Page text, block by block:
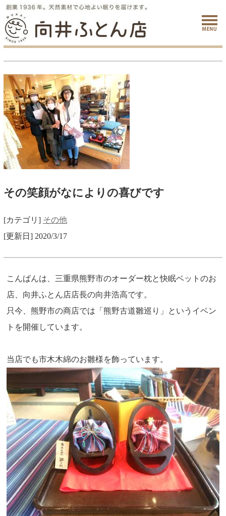
その笑顔がなによりの喜びです
[カテゴリ] その他
[更新日] 2020/3/17
こんばんは、三重県熊野市のオーダー枕と快眠ベットのお
店、向井ふとん店店長の向井浩高です。
只今、熊野市の商店では「熊野古道雛巡り」というイベン
トを開催しています。
当店でも市木木綿のお雛様を飾っています。